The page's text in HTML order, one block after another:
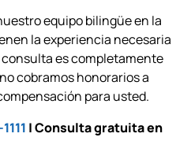
equipo bilingüe en la
la experiencia necesaria
es completamente
cobramos honorarios a
para usted.
| Consulta gratuita en